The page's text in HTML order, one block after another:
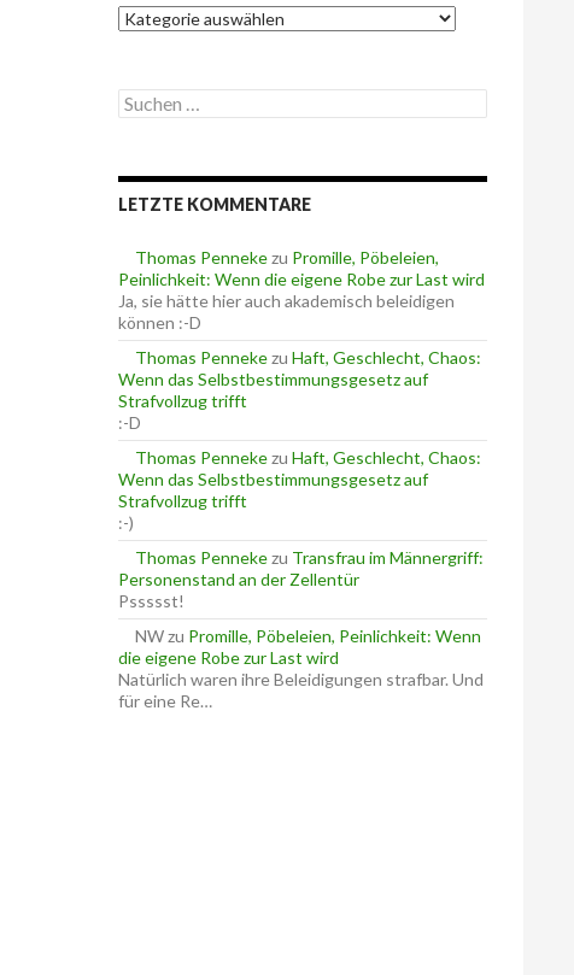
K
a
g
o
n
S
u
e
n
c
h
:
LETZTE KOMMENTARE
Thomas Pennekezu Promille, Pöbeleien,
Peinlichkeit: Wenn die eigene Robe zur Last wird
Ja, sie hätte hier auch akademisch beleidigen
können :-D
Thomas Pennekezu Haft, Geschlecht, Chaos:
Wenn das Selbstbestimmungsgesetz auf
Strafvollzug trifft
:-D
Thomas Pennekezu Haft, Geschlecht, Chaos:
Wenn das Selbstbestimmungsgesetz auf
Strafvollzug trifft
:-)
Thomas Pennekezu Transfrau im Männergriff:
Personenstand an der Zellentür
Pssssst!
NWzu Promille, Pöbeleien, Peinlichkeit: Wenn
die eigene Robe zur Last wird
Natürlich waren ihre Beleidigungen strafbar. Und
für eine Re…